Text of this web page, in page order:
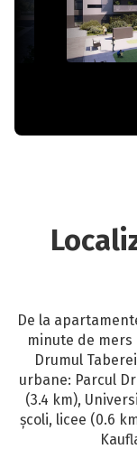
De la
minute de
Drumul
urbane: Parcul
(3.4 km),
școli, licee (0.6